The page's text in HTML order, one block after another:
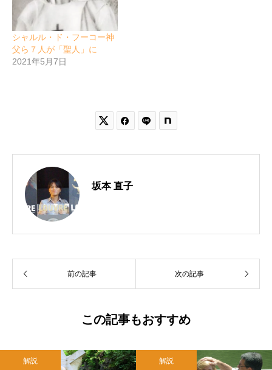
シャルル・ド・フーコー神
父ら７人が「聖人」に
2021年5月7日
 
坂本 直子
前の記事 次の記事
この記事もおすすめ
解説 解説